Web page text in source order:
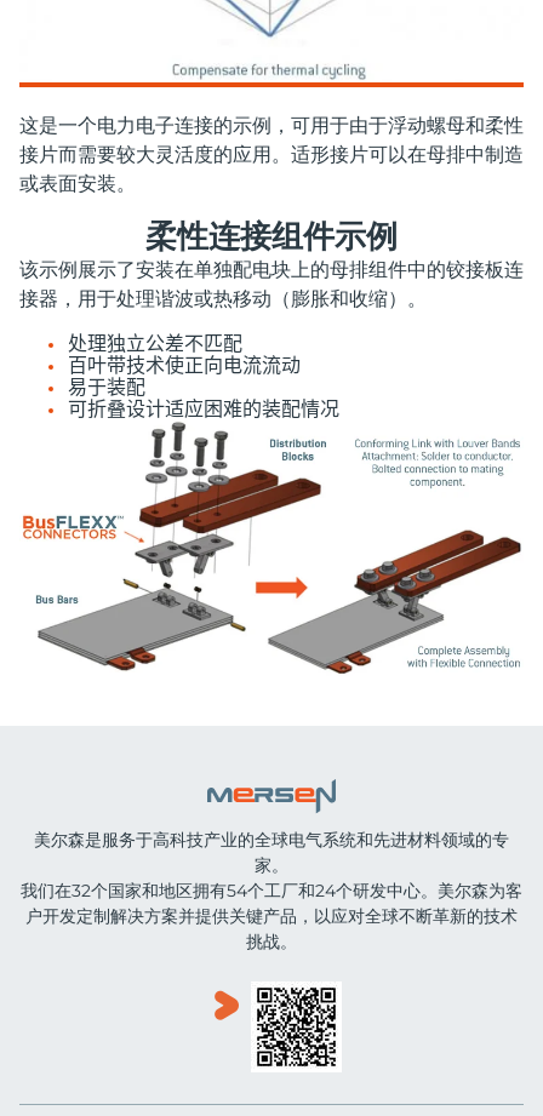
这是一个电力电子连接的示例，可用于由于浮动螺母和柔性
接片而需要较大灵活度的应用。适形接片可以在母排中制造
或表面安装。
柔性连接组件示例
该示例展示了安装在单独配电块上的母排组件中的铰接板连
接器，用于处理谐波或热移动（膨胀和收缩）。
处理独立公差不匹配
百叶带技术使正向电流流动
易于装配
可折叠设计适应困难的装配情况
美尔森是服务于高科技产业的全球电气系统和先进材料领域的专
家。
我们在32个国家和地区拥有54个工厂和24个研发中心。美尔森为客
户开发定制解决方案并提供关键产品，以应对全球不断革新的技术
挑战。